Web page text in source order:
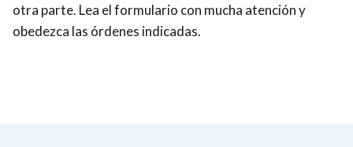
otra parte. Lea el formulario con mucha atención y
obedezca las órdenes indicadas.